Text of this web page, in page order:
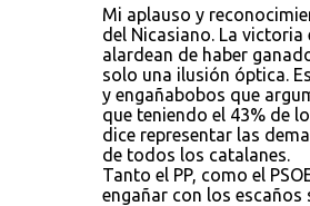
Mi aplauso y
del Nicasiano. La victoria
alardean de haber
solo una ilusión óptica.
y engañabobos que
que teniendo el 43% de
dice representar las
de todos los catalanes.
Tanto el PP, como el
engañar con los escaños